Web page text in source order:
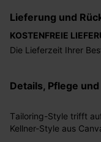
Lieferung und
KOSTENFREIE
Die Lieferzeit Ihrer
betragen 2,95 Euro
Sie haben das Recht
Details, Pflege
Tailoring-Style trifft auf coolen Look! Diese Weste im
Kellner-Style aus